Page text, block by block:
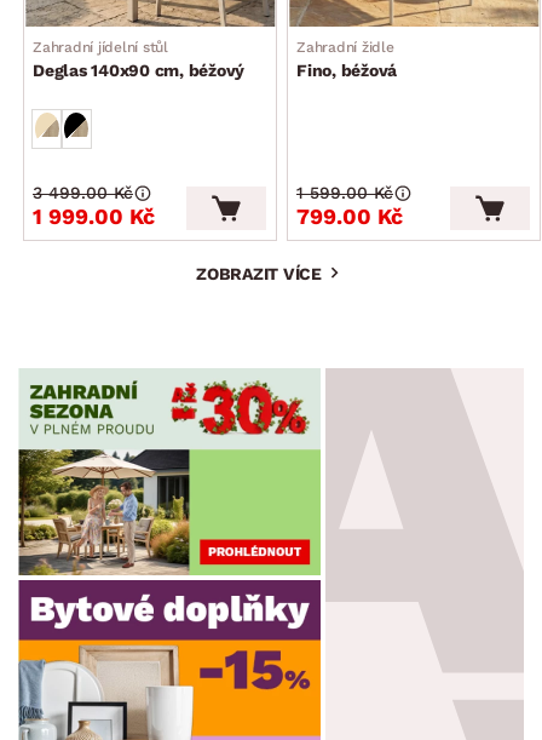
Zahradní jídelní stůl
Deglas 140x90 cm, béžový
1 999.00 Kč
3 499.00 Kč
Zahradní židle
Fino, béžová
799.00 Kč
1 599.00 Kč
ZOBRAZIT VÍCE